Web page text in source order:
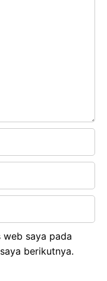
web saya pada
berikutnya.